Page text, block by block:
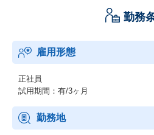
ているため、この採用ポリシーをご
勤務
雇用形態
正社員
試用期間：有/3ヶ月
勤務地